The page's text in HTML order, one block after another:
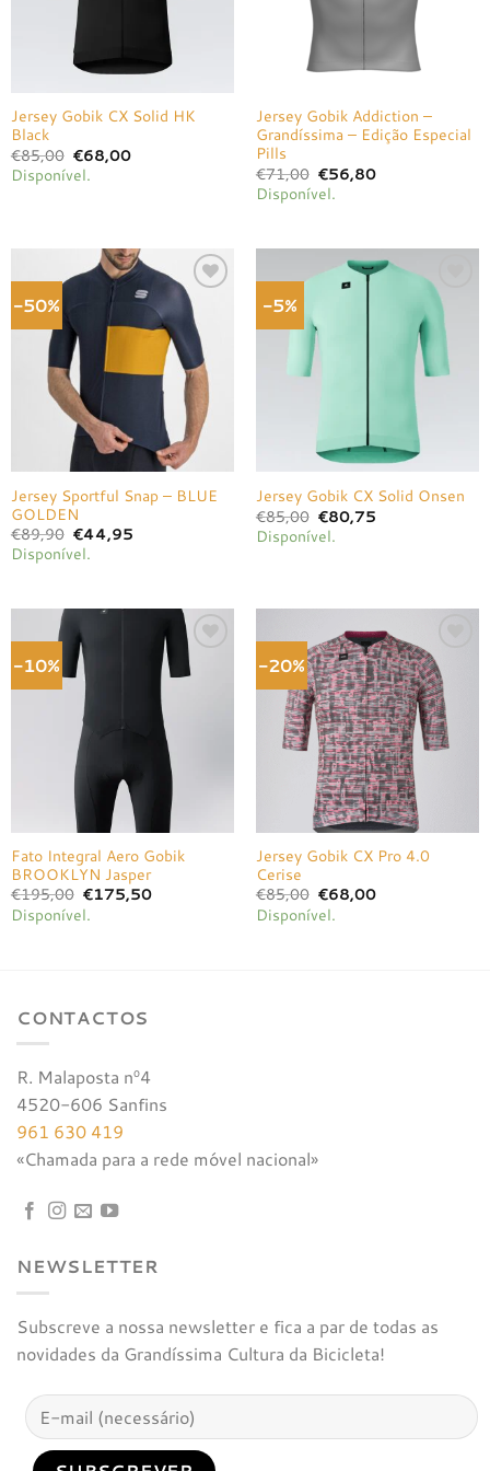
Jersey Gobik CX Solid HK
Black
€85,00 O
preço
original
€68,00O
Disponível.
Jersey Gobik Addiction –
Grandíssima – Edição Especial
Pills
€71,00 O
preço
original
€56,80O
Disponível.
-50%
Adicionar
à lista de
desejos
Jersey Sportful Snap – BLUE
GOLDEN
€89,90 O
preço
original
€44,95O
Disponível.
-5%
Adicionar
à lista de
desejos
Jersey Gobik CX Solid Onsen
€85,00 O
preço
original
€80,75O
Disponível.
-10%
Adicionar
à lista de
Fato Integral Aero Gobik
BROOKLYN Jasper
€195,00 O
preço
original
€175,50O
Disponível.
-20%
Adicionar
à lista de
desejos
Jersey Gobik CX Pro 4.0
Cerise
€85,00 O
preço
original
€68,00O
Disponível.
CONTACTOS
R. Malaposta nº4
4520-606 Sanfins
961 630 419
«Chamada para a rede móvel nacional»
NEWSLETTER
Subscreve a nossa newsletter e fica a par de todas as
novidades da Grandíssima Cultura da Bicicleta!